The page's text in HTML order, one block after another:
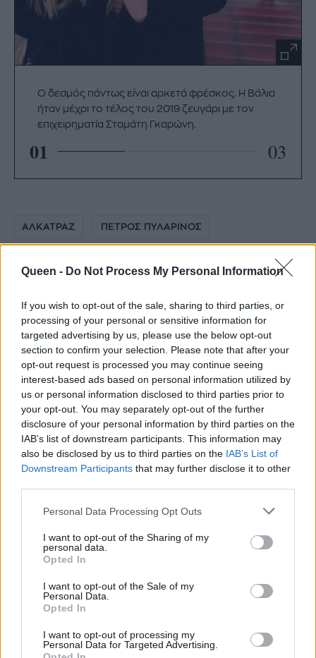
Queen - Do Not Process My Personal Information
If you wish to opt-out of the sale, sharing to third parties, or
processing of your personal or sensitive information for
targeted advertising by us, please use the below opt-out
section to confirm your selection. Please note that after your
opt-out request is processed you may continue seeing
interest-based ads based on personal information utilized by
us or personal information disclosed to third parties prior to
your opt-out. You may separately opt-out of the further
disclosure of your personal information by third parties on the
IAB’s list of downstream participants. This information may
also be disclosed by us to third parties on the IAB’s List of
Downstream Participants that may further disclose it to other
Personal Data Processing Opt Outs
I want to opt-out of the Sharing of my
personal data.
Opted In
I want to opt-out of the Sale of my
Personal Data.
Opted In
I want to opt-out of processing my
Personal Data for Targeted Advertising.
Ο δεσμός πάντως είναι αρκετά φρέσκος. Η Βάλια
ήταν μέχρι το τέλος του 2019 ζευγάρι με τον
επιχειρηματία Σταμάτη Γκαρώνη.
01 03
ΑΛΚΑΤΡΑΖ ΠΕΤΡΟΣ ΠΥΛΑΡΙΝΟΣ
2
SHARES
Related
Γιάννης Τσιμιτσέλης: Η σπάνια παιδική φωτογραφία
με τον αδερφό του, Λάμπρο & το νέο τηλεοπτικό βήμα
Η Σμαράγδα Καρύδη γίνεται 57 ετών στην πιο
όμορφη γενέθλια χρονιά της: Η μαρτυρία για τις
νίκες της